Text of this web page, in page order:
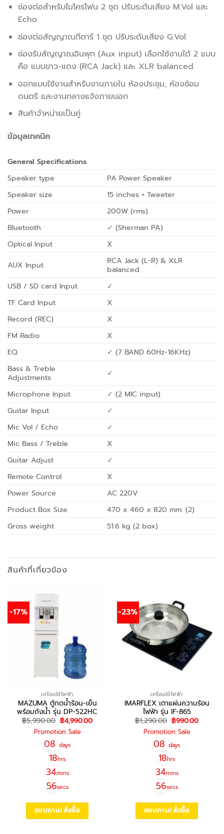
ช่องต่อสำหรับไมโครโฟน 2 ชุด ปรับระดับเสียง M.Vol และ
Echo
ช่องต่อสัญญาณกีตาร์ 1 ชุด ปรับระดับเสียง G.Vol
ช่องรับสัญญาณอินพุท (Aux input) เลือกใช้งานได้ 2 แบบ
คือ แบบขาว-แดง (RCA Jack) และ XLR balanced
ออกแบบใช้งานสำหรับงานภายใน ห้องประชุม, ห้องซ้อม
ดนตรี และงานกลางแจ้งภายนอก
สินค้าจำหน่ายเป็นคู่
ข้อมุลเทคนิค
General Specifications
Speaker type
PA Power Speaker
Speaker size
15 inches + Tweeter
Power
200W (rms)
Bluetooth
✓ (Sherman PA)
Optical Input
X
AUX Input
RCA Jack (L-R) & XLR
balanced
USB / SD card Input
✓
TF Card Input
X
Record (REC)
X
FM Radio
X
EQ
✓ (7 BAND 60Hz-16KHz)
Bass & Treble
Adjustments
✓
Microphone Input
✓ (2 MIC input)
Guitar Input
✓
Mic Vol / Echo
✓
Mic Bass / Treble
X
Guitar Adjust
✓
Remote Control
X
Power Source
AC 220V
Product Box Size
470 x 460 x 820 mm. (2)
Gross weight
51.6 kg (2 box)
สินค้าที่เกี่ยวข้อง
-17%
เครื่องใช้ไฟฟ้า
MAZUMA ตู้กดน้ำร้อน-เย็น
พร้อมถังน้ำ รุ่น DP-522HC
฿5,990.00 Original
price
was:
฿4,990.00Current
Promotion Sale
08 days
18hrs
34mins
56secs
สอบถาม/สั่งซื้อ
-23%
เครื่องใช้ไฟฟ้า
IMARFLEX เตาแผ่นความร้อน
ไฟฟ้า รุ่น IF-865
฿1,290.00 Original
price
was:
฿990.00Current
Promotion Sale
08 days
18hrs
34mins
56secs
สอบถาม/สั่งซื้อ